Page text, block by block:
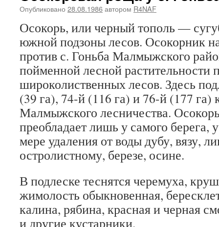
Опубликовано 28.08.1986автором R4NAF
Осокорь, или черный тополь —
южной подзоны лесов. Осокорник
против с. Гоньба Малмыжского
пойменной лесной растительности
широколиственных лесов. Здесь
(39 га), 74-й (116 га) и 76-й (177 га)
Малмыжского лесничества.
преобладает лишь у самого берега,
мере удаления от воды дубу, вязу,
остролистному, березе, осине.
В подлеске теснятся черемуха,
жимолость обыкновенная,
калина, рябина, красная и черная
и другие кустарники.